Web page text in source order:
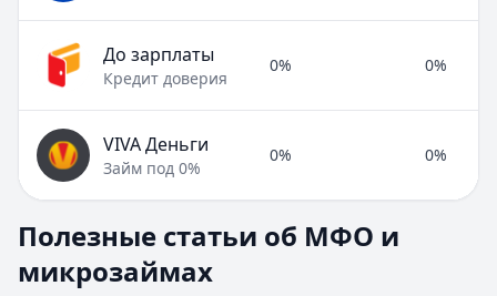
До зарплаты
Кредит доверия
0% 0%
VIVA Деньги
Займ под 0%
0% 0%
Раздел:МФО и микрозаймы. Всего статей: 8.
Займ под расписку
Полезные статьи об МФО и
микрозаймах